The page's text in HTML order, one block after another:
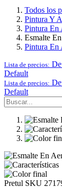
Todos los
Pintura Y
Pintura En
Esmalte
Pintura En
Lista de precios:
Default
Lista de precios:
Default
Pretul SKU